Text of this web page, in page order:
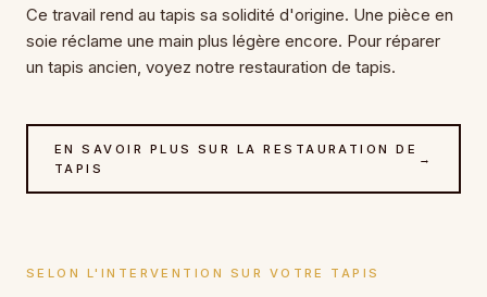
Ce travail rend au tapis sa solidité d'origine. Une pièce en
soie réclame une main plus légère encore. Pour réparer
un tapis ancien, voyez notre restauration de tapis.
EN SAVOIR PLUS SUR LA RESTAURATION DE
TAPIS
→
SELON L'INTERVENTION SUR VOTRE TAPIS